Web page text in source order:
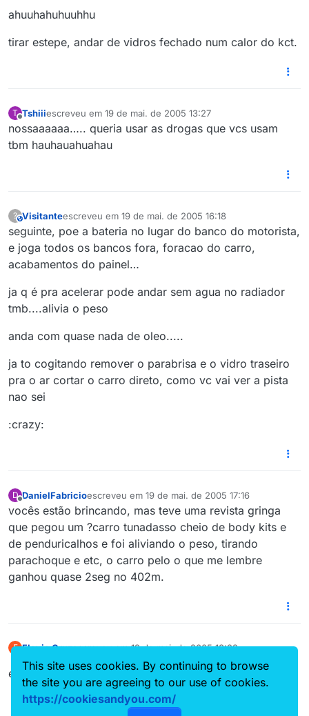
ahuuhahuhuuhhu
tirar estepe, andar de vidros fechado num calor do kct.
T Tshiiiescreveu em 19 de mai. de 2005 13:27
última edição por
nossaaaaaa….. queria usar as drogas que vcs usam
tbm hauhauahuahau
?This user is from outside of this forum
Visitanteescreveu em 19 de mai. de 2005 16:18
última edição por
seguinte, poe a bateria no lugar do banco do motorista,
e joga todos os bancos fora, foracao do carro,
acabamentos do painel…
ja q é pra acelerar pode andar sem agua no radiador
tmb....alivia o peso
anda com quase nada de oleo.....
ja to cogitando remover o parabrisa e o vidro traseiro
pra o ar cortar o carro direto, como vc vai ver a pista
nao sei
:crazy:
D
Offline
DanielFabricioescreveu em 19 de mai. de 2005 17:16
última edição por
vocês estão brincando, mas teve uma revista gringa
que pegou um ?carro tunadasso cheio de body kits e
de penduricalhos e foi aliviando o peso, tirando
parachoque e etc, o carro pelo o que me lembre
ganhou quase 2seg no 402m.
F Flavio Cruzescreveu em19 de mai. de 2005 18:22
eu so saia com 1/4 no tanke
This site uses cookies. By continuing to browse
the site you are agreeing to our use of cookies.
https://cookiesandyou.com/